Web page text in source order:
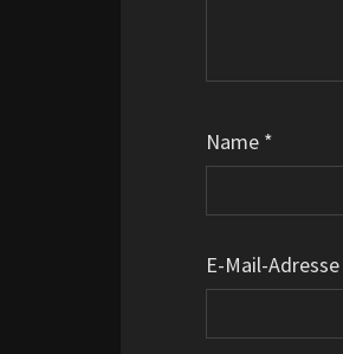
Name *
E-Mail-Adresse